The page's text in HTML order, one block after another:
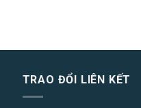
TRAO ĐỔI LIÊN KẾT